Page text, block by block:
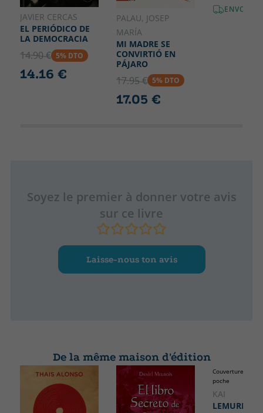
JAVIER CERCAS
EL PERIÓDICO DE
LA DEMOCRACIA
14.90 € 5% DTO
14.16 €
PALAU, JOSEP
MARÍA
MI MADRE SE
CONVIRTIÓ EN
PÁJARO
17.95 € 5% DTO
17.05 €
ENVOI
Soyez le premier à donner votre avis
sur ce livre
Laisse-nous ton avis
De la même maison d'édition
Couverture
poche
KAI
LEMURIA